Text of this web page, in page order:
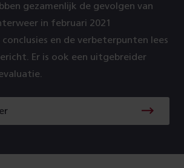
gezamenlijk de gevolgen van
in februari 2021
conclusies en de verbeterpunten lees
Er is ook een uitgebreider